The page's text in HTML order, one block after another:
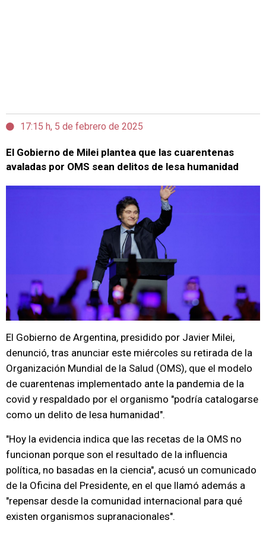
17:15 h, 5 de febrero de 2025
El Gobierno de Milei plantea que las cuarentenas
avaladas por OMS sean delitos de lesa humanidad
El Gobierno de Argentina, presidido por Javier Milei,
denunció, tras anunciar este miércoles su retirada de la
Organización Mundial de la Salud (OMS), que el modelo
de cuarentenas implementado ante la pandemia de la
covid y respaldado por el organismo "podría catalogarse
como un delito de lesa humanidad".
"Hoy la evidencia indica que las recetas de la OMS no
funcionan porque son el resultado de la influencia
política, no basadas en la ciencia", acusó un comunicado
de la Oficina del Presidente, en el que llamó además a
"repensar desde la comunidad internacional para qué
existen organismos supranacionales".